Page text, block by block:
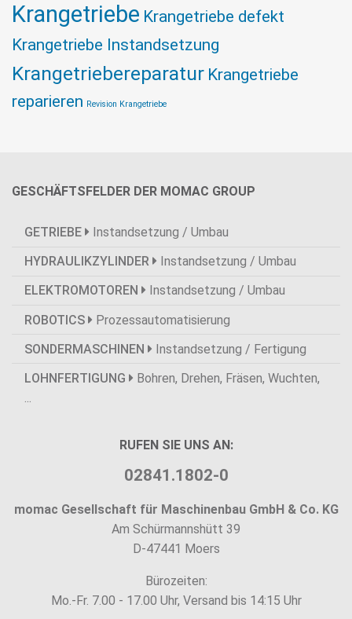
Krangetriebe Krangetriebe defekt
Krangetriebe Instandsetzung
Krangetriebereparatur Krangetriebe
reparieren Revision Krangetriebe
GESCHÄFTSFELDER DER MOMAC GROUP
GETRIEBE
Instandsetzung / Umbau
HYDRAULIKZYLINDER
Instandsetzung / Umbau
ELEKTROMOTOREN
Instandsetzung / Umbau
ROBOTICS
Prozessautomatisierung
SONDERMASCHINEN
Instandsetzung / Fertigung
LOHNFERTIGUNG
Bohren, Drehen, Fräsen, Wuchten,
...
RUFEN SIE UNS AN:
02841.1802-0
momac Gesellschaft für Maschinenbau GmbH & Co. KG
Am Schürmannshütt 39
D-47441 Moers
Bürozeiten:
Mo.-Fr. 7.00 - 17.00 Uhr, Versand bis 14:15 Uhr